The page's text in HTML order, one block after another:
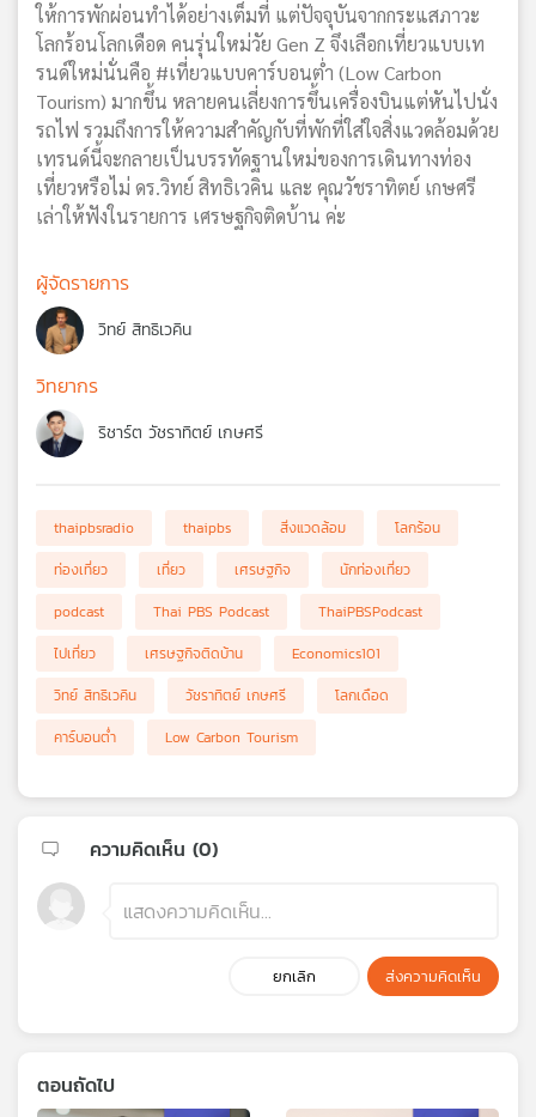
ให้การพักผ่อนทำได้อย่างเต็มที่ แต่ปัจจุบันจากกระแสภาวะ
โลกร้อนโลกเดือด คนรุ่นใหม่วัย Gen Z จึงเลือกเที่ยวแบบเท
รนด์ใหม่นั่นคือ #เที่ยวแบบคาร์บอนต่ำ (Low Carbon
Tourism) มากขึ้น หลายคนเลี่ยงการขึ้นเครื่องบินแต่หันไปนั่ง
รถไฟ รวมถึงการให้ความสำคัญกับที่พักที่ใส่ใจสิ่งแวดล้อมด้วย
เทรนด์นี้จะกลายเป็นบรรทัดฐานใหม่ของการเดินทางท่อง
เที่ยวหรือไม่ ดร.วิทย์ สิทธิเวคิน และ คุณวัชราทิตย์ เกษศรี
เล่าให้ฟังในรายการ เศรษฐกิจติดบ้าน ค่ะ
ผู้จัดรายการ
วิทย์ สิทธิเวคิน
วิทยากร
ริชาร์ต วัชราทิตย์ เกษศรี
thaipbsradio thaipbs สิ่งแวดล้อม
โลกร้อน
ท่องเที่ยว
เที่ยว เศรษฐกิจ
นักท่องเที่ยว
podcast
Thai PBS Podcast
ThaiPBSPodcast
ไปเที่ยว
เศรษฐกิจติดบ้าน
Economics101
วิทย์ สิทธิเวคิน
วัชราทิตย์ เกษศรี
โลกเดือด
คาร์บอนต่ำ
Low Carbon Tourism
ความคิดเห็น (0)
ยกเลิก ส่งความคิดเห็น
ตอนถัดไป